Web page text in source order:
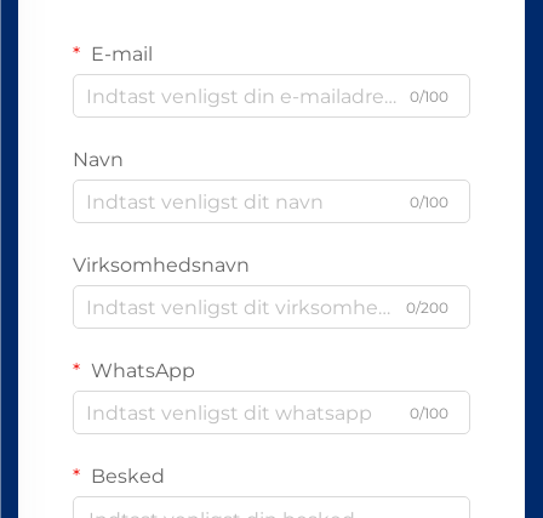
E-mail
0/100
Navn
0/100
Virksomhedsnavn
0/200
WhatsApp
0/100
Besked